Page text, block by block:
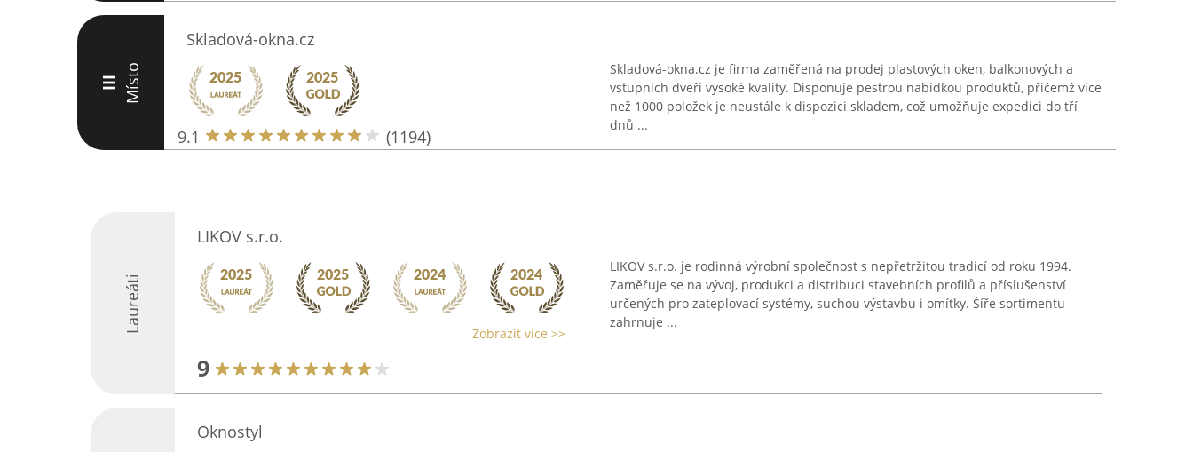
III Místo
Skladová-okna.cz
9.1 (1194)
Skladová-okna.cz je firma zaměřená na prodej plastových oken, balkonových a
vstupních dveří vysoké kvality. Disponuje pestrou nabídkou produktů, přičemž více
než 1000 položek je neustále k dispozici skladem, což umožňuje expedici do tří
dnů ...
Laureáti
LIKOV s.r.o.
Zobrazit více >>
9
LIKOV s.r.o. je rodinná výrobní společnost s nepřetržitou tradicí od roku 1994.
Zaměřuje se na vývoj, produkci a distribuci stavebních profilů a příslušenství
určených pro zateplovací systémy, suchou výstavbu i omítky. Šíře sortimentu
zahrnuje ...
Oknostyl